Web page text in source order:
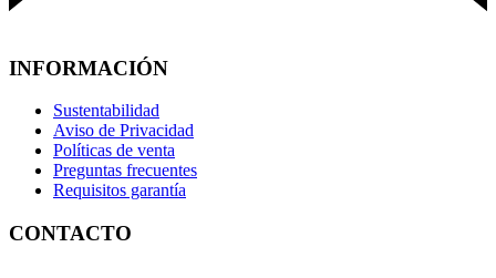
INFORMACIÓN
Sustentabilidad
Aviso de Privacidad
Políticas de venta
Preguntas frecuentes
Requisitos garantía
CONTACTO